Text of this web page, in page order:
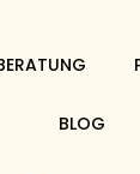
BLOG